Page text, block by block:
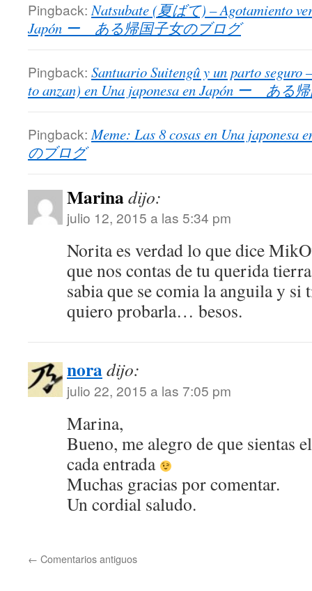
Pingback: Natsubate (夏ばて) – Agotamiento
Japón ー ある帰国子女のブログ
Pingback: Santuario Suitengû y un parto
to anzan) en Una japonesa en Japón ー ある
Pingback: Meme: Las 8 cosas en Una
のブログ
Marinadijo:
julio 12, 2015 a las 5:34 pm
Norita es verdad lo que dice
que nos contas de tu querida
sabia que se comia la anguila y si
quiero probarla… besos.
noradijo:
julio 22, 2015 a las 7:05 pm
Marina,
Bueno, me alegro de que sientas
cada entrada
Muchas gracias por comentar.
Un cordial saludo.
← Comentarios antiguos